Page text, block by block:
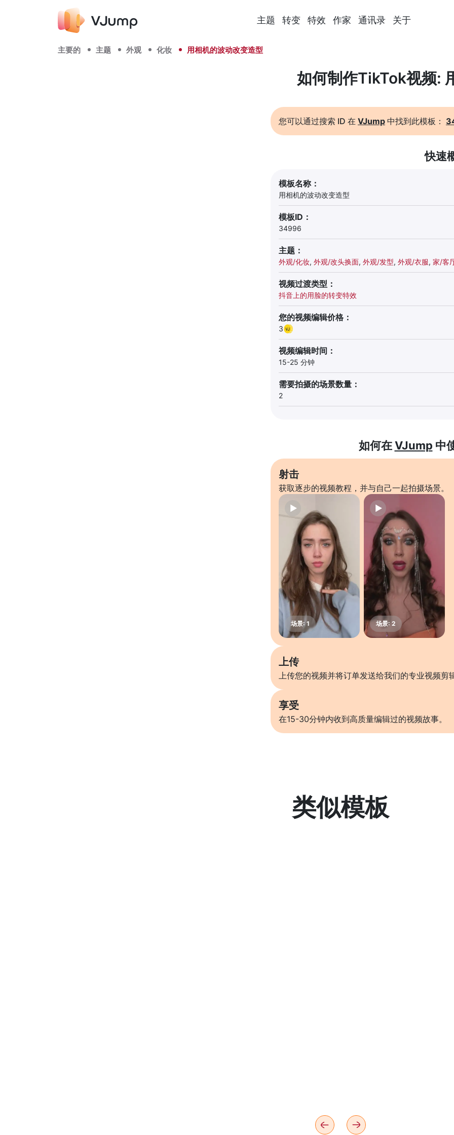
主题 转变 特效 作家 通讯录 关于
主要的 主题 外观 化妆 用相机的波动改变造型
如何制作TikTok视频:
您可以通过搜索 ID 在 VJump 中找到此模板：
快速
模板名称：
用相机的波动改变造型
模板ID：
34996
主题：
外观/化妆, 外观/改头换面, 外观/发型, 外观/衣服, 家/客
视频过渡类型：
抖音上的用脸的转变特效
您的视频编辑价格：
3
视频编辑时间：
15-25 分钟
需要拍摄的场景数量：
2
如何在VJump 中
射击
获取逐步的视频教程，并与自己一起拍摄场景。
上传
上传您的视频并将订单发送给我们的专业视频剪
享受
在15-30分钟内收到高质量编辑过的视频故事。
类似模板